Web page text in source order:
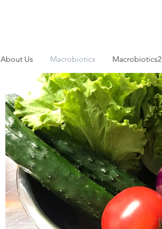
About Us Macrobiotics Macrobiotics2